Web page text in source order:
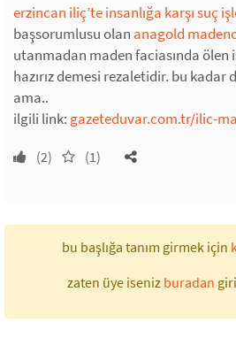
erzincan iliç’te insanlığa karşı suç
başsorumlusu olan anagold
utanmadan maden faciasında
hazırız demesi rezaletidir. bu kadar
ama..
ilgili link: gazeteduvar.com.tr/ilic-
(2) (1)
bu başlığa tanım girmek için
zaten üye iseniz buradan